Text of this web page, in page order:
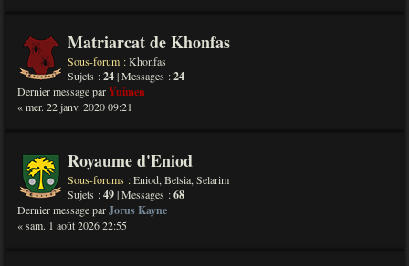
Matriarcat de Khonfas
Sous-forum :Khonfas
Sujets :24| Messages :24
Dernier message parYuimen
« mer. 22 janv. 2020 09:21
Royaume d'Eniod
Sous-forums :Eniod, Belsia, Selarim
Sujets :49| Messages :68
Dernier message parJorus Kayne
« sam. 1 août 2026 22:55